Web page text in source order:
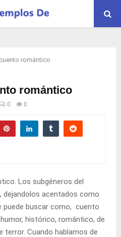
romántico
romántico
0 0
Los subgéneros del
dejandolos acentados como
puede buscar como, cuento
histórico, romántico, de
terror. Cuando hablamos de